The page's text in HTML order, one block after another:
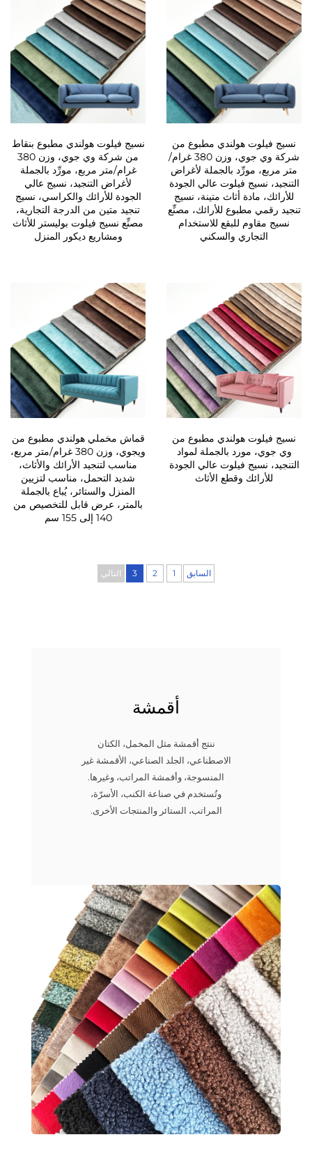
نسيج فيلوت هولندي مطبوع من
شركة وي جوي، وزن 380 غرام/
متر مربع، مورِّد بالجملة لأغراض
التنجيد، نسيج فيلوت عالي الجودة
للأرائك، مادة أثاث متينة، نسيج
تنجيد رقمي مطبوع للأرائك، مصنِّع
نسيج مقاوم للبقع للاستخدام
التجاري والسكني
نسيج فيلوت هولندي مطبوع بنقاط
من شركة وي جوي، وزن 380
غرام/متر مربع، مورِّد بالجملة
لأغراض التنجيد، نسيج عالي
الجودة للأرائك والكراسي، نسيج
تنجيد متين من الدرجة التجارية،
مصنِّع نسيج فيلوت بوليستر للأثاث
ومشاريع ديكور المنزل
نسيج فيلوت هولندي مطبوع من
وي جوي، مورد بالجملة لمواد
التنجيد، نسيج فيلوت عالي الجودة
للأرائك وقطع الأثاث
قماش مخملي هولندي مطبوع من
ويجوي، وزن 380 غرام/متر مربع،
مناسب لتنجيد الأرائك والأثاث،
شديد التحمل، مناسب لتزيين
المنزل والستائر، يُباع بالجملة
بالمتر، عرض قابل للتخصيص من
140 إلى 155 سم
السابق 1
2
3 التالي
أقمشة
ننتج أقمشة مثل المخمل، الكتان
الاصطناعي، الجلد الصناعي، الأقمشة غير
المنسوجة، وأقمشة المراتب، وغيرها.
وتُستخدم في صناعة الكنب، الأسرّة،
المراتب، الستائر والمنتجات الأخرى.